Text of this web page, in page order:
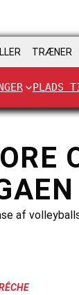
TRÆNER
PLADS
af